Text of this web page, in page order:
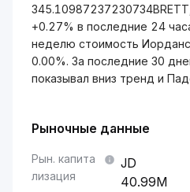
+0.27% в последние 24
неделю стоимость
0.00%. За последние 30
показывал вниз тренд и
Рыночные данные
Рын. капита
лизация
40.99M